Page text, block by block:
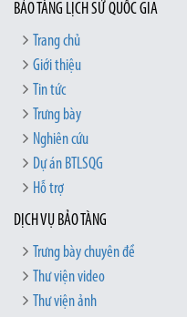
BẢO TÀNG LỊCH SỬ QUỐC GIA
Trang chủ
Giới thiệu
Tin tức
Trưng bày
Nghiên cứu
Dự án BTLSQG
Hỗ trợ
DỊCH VỤ BẢO TÀNG
Trưng bày chuyên đề
Thư viện video
Thư viện ảnh